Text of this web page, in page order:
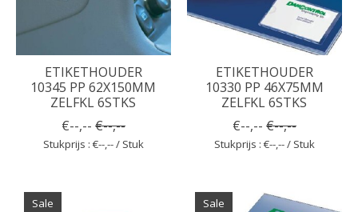
ETIKETHOUDER
10345 PP 62X150MM
ZELFKL 6STKS
€--,-- €--,--
Stukprijs : €--,-- / Stuk
ETIKETHOUDER
10330 PP 46X75MM
ZELFKL 6STKS
€--,-- €--,--
Stukprijs : €--,-- / Stuk
Sale Sale